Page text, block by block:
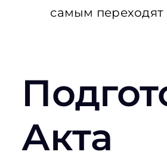
самым переходят
Акта